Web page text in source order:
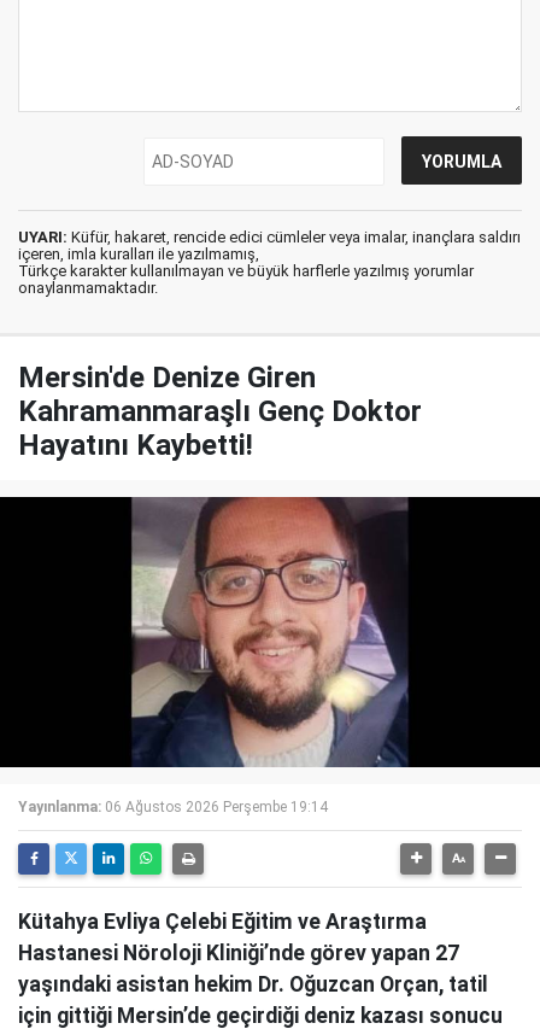
UYARI: Küfür, hakaret, rencide edici cümleler veya imalar, inançlara saldırı
içeren, imla kuralları ile yazılmamış,
Türkçe karakter kullanılmayan ve büyük harflerle yazılmış yorumlar
onaylanmamaktadır.
Mersin'de Denize Giren
Kahramanmaraşlı Genç Doktor
Hayatını Kaybetti!
Yayınlanma: 06 Ağustos 2026 Perşembe 19:14
Kütahya Evliya Çelebi Eğitim ve Araştırma
Hastanesi Nöroloji Kliniği’nde görev yapan 27
yaşındaki asistan hekim Dr. Oğuzcan Orçan, tatil
için gittiği Mersin’de geçirdiği deniz kazası sonucu